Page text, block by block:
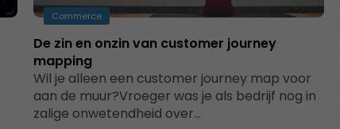
Commerce
De zin en onzin van customer journey
mapping
Wil je alleen een customer journey map voor
aan de muur?Vroeger was je als bedrijf nog in
zalige onwetendheid over…